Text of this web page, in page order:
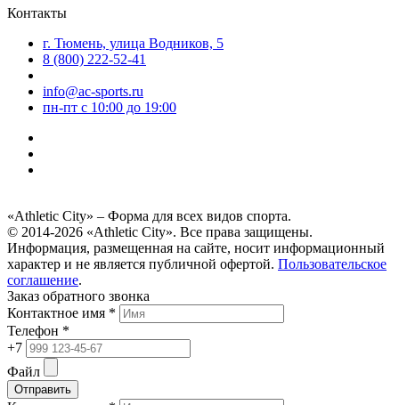
Контакты
г. Тюмень, улица Водников, 5
8 (800) 222-52-41
info@ac-sports.ru
пн-пт c 10:00 до 19:00
«Athletic City» – Форма для всех видов спорта.
© 2014-2026 «Athletic City». Все права защищены.
Информация, размещенная на сайте, носит информационный
характер и не является публичной офертой. Пользовательское
соглашение.
Заказ обратного звонка
Контактное имя *
Телефон *
+7
Файл
Отправить